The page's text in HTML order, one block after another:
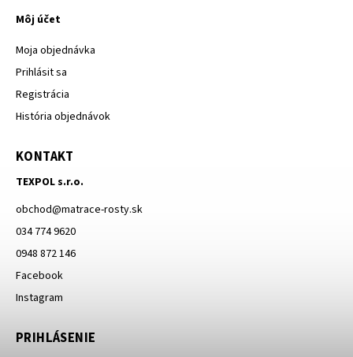
Môj účet
Moja objednávka
Prihlásit sa
Registrácia
História objednávok
KONTAKT
TEXPOL s.r.o.
obchod@matrace-rosty.sk
034 774 9620
0948 872 146
Facebook
Instagram
PRIHLÁSENIE